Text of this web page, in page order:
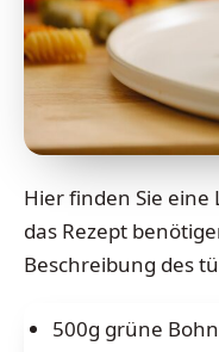
Hier finden Sie eine
das Rezept
Beschreibung des
500g grüne